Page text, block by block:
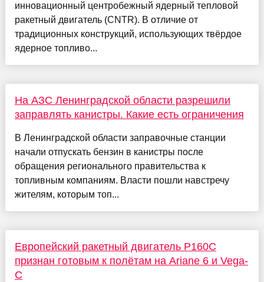
инновационный центробежный ядерный тепловой
ракетный двигатель (CNTR). В отличие от
традиционных конструкций, использующих твёрдое
ядерное топливо...
На АЗС Ленинградской области разрешили
заправлять канистры. Какие есть ограничения
В Ленинградской области заправочные станции
начали отпускать бензин в канистры после
обращения регионального правительства к
топливным компаниям. Власти пошли навстречу
жителям, которым топ...
Европейский ракетный двигатель P160C
признан готовым к полётам на Ariane 6 и Vega-
C